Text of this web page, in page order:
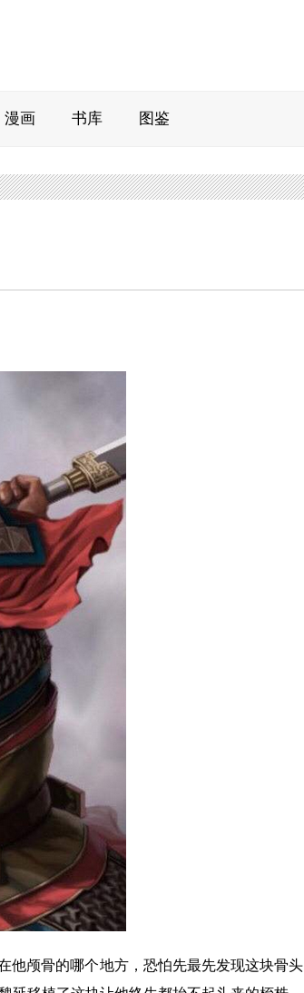
漫画 书库 图鉴
他颅骨的哪个地方，恐怕先最先发现这块骨头